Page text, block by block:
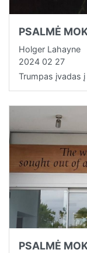
PSALMĖ
Holger Lahayne
2024 02 27
Trumpas įvadas
PSALMĖ